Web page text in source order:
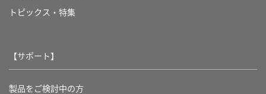
トピックス・特集
【サポート】
製品をご検討中の方